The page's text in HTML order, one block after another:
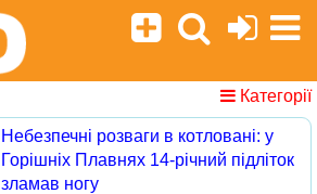
Категорії
Небезпечні розваги в котловані: у
Горішніх Плавнях 14-річний підліток
зламав ногу